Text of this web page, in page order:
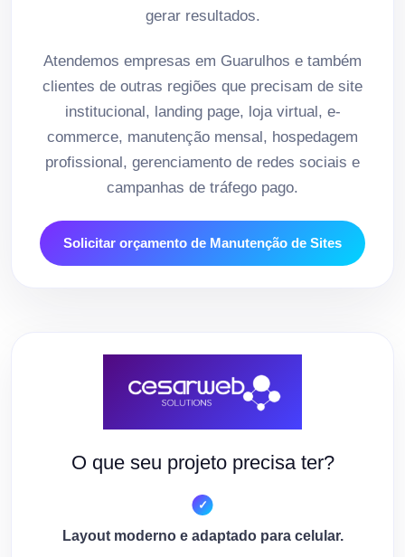
gerar resultados.
Atendemos empresas em Guarulhos e também
clientes de outras regiões que precisam de site
institucional, landing page, loja virtual, e-
commerce, manutenção mensal, hospedagem
profissional, gerenciamento de redes sociais e
campanhas de tráfego pago.
Solicitar orçamento de Manutenção de Sites
O que seu projeto precisa ter?
Layout moderno e adaptado para celular.